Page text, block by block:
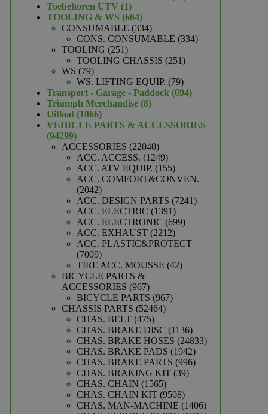
Toebehoren UTV 11
product
TOOLING & WS 664664
producten
CONSUMABLE 334334
producten
CONS. CONSUMABLE 334334
TOOLING 251251
producten
TOOLING CHASSIS 251251
WS 7979
producten
WS. LIFTING EQUIP. 7979
producten
Transport - Garage - Paddock 694694
Triumph Merchandise 88
Uitlaat 18661866
producten
VEHICLE PARTS & ACCESSORIES
9429994299
producten
ACCESSORIES 2204022040
producten
ACC. ACCESS. 12491249
producten
ACC. ATV EQUIP. 155155
producten
ACC. COMFORT&CONVEN.
20422042
producten
ACC. DESIGN PARTS 72417241
ACC. ELECTRIC 13911391
producten
ACC. ELECTRONIC 699699
ACC. EXHAUST 22122212
producten
ACC. PLASTIC&PROTECT
70097009
producten
TIRE ACC. MOUSSE 4242
BICYCLE PARTS &
ACCESSORIES 967967
producten
BICYCLE PARTS 967967
CHASSIS PARTS 5246452464
CHAS. BELT 475475
producten
CHAS. BRAKE DISC 11361136
producten
CHAS. BRAKE HOSES 2483324833
CHAS. BRAKE PADS 19421942
producten
CHAS. BRAKE PARTS 996996
CHAS. BRAKING KIT 3939
CHAS. CHAIN 15651565
producten
CHAS. CHAIN KIT 95089508
producten
CHAS. MAN-MACHINE 14061406